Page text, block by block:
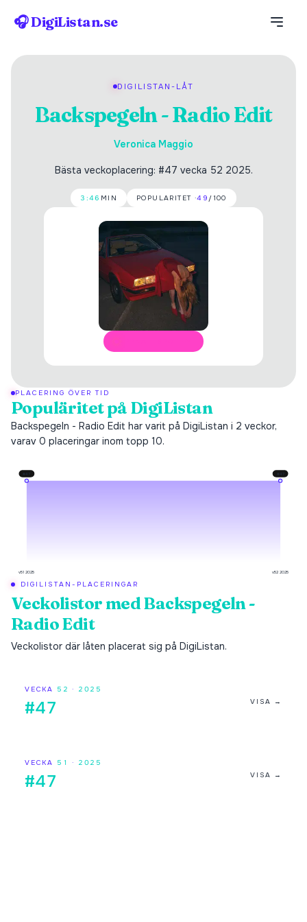
🎧 DigiListan.se
DIGILISTAN-LÅT
Backspegeln - Radio Edit
Veronica Maggio
Bästa veckoplacering: #47 vecka 52 2025.
3:46 MIN POPULARITET ·49 /100
PLACERING ÖVER TID
Populäritet på DigiListan
Backspegeln - Radio Edit har varit på DigiListan i 2 veckor,
varav 0 placeringar inom topp 10.
# 47 # 47
v51 2025 v52 2025
DIGILISTAN-PLACERINGAR
Veckolistor medBackspegeln -
Radio Edit
Veckolistor där låten placerat sig på DigiListan.
VECKA 52 · 2025
#47 VISA →
VECKA 51 · 2025
#47 VISA →